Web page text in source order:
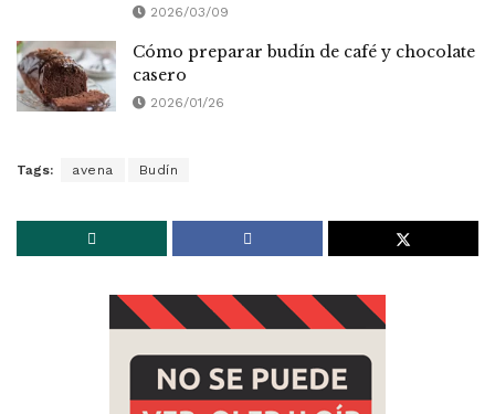
2026/03/09
Cómo preparar budín de café y chocolate
casero
2026/01/26
Tags: avena Budín